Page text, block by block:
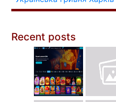
Recent posts